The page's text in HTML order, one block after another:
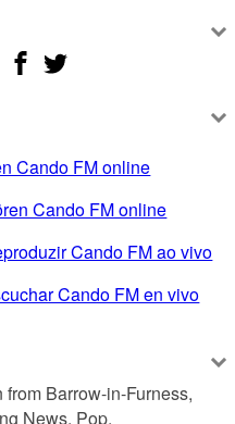
Cando FM online
Cando FM online
Cando FM ao vivo
Cando FM en vivo
Barrow-in-Furness,
News, Pop.